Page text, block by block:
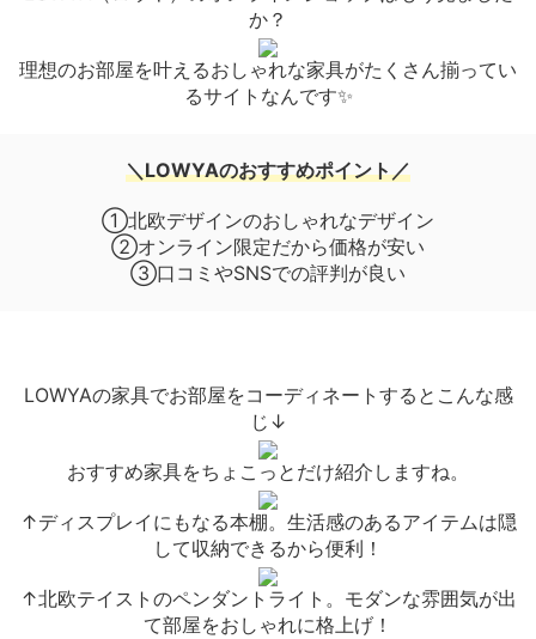
か？
理想のお部屋を叶えるおしゃれな家具がたくさん揃ってい
るサイトなんです✨
＼LOWYAのおすすめポイント／
①北欧デザインのおしゃれなデザイン
②オンライン限定だから価格が安い
③口コミやSNSでの評判が良い
LOWYAの家具でお部屋をコーディネートするとこんな感
じ↓
おすすめ家具をちょこっとだけ紹介しますね。
↑ディスプレイにもなる本棚。生活感のあるアイテムは隠
して収納できるから便利！
↑北欧テイストのペンダントライト。モダンな雰囲気が出
て部屋をおしゃれに格上げ！